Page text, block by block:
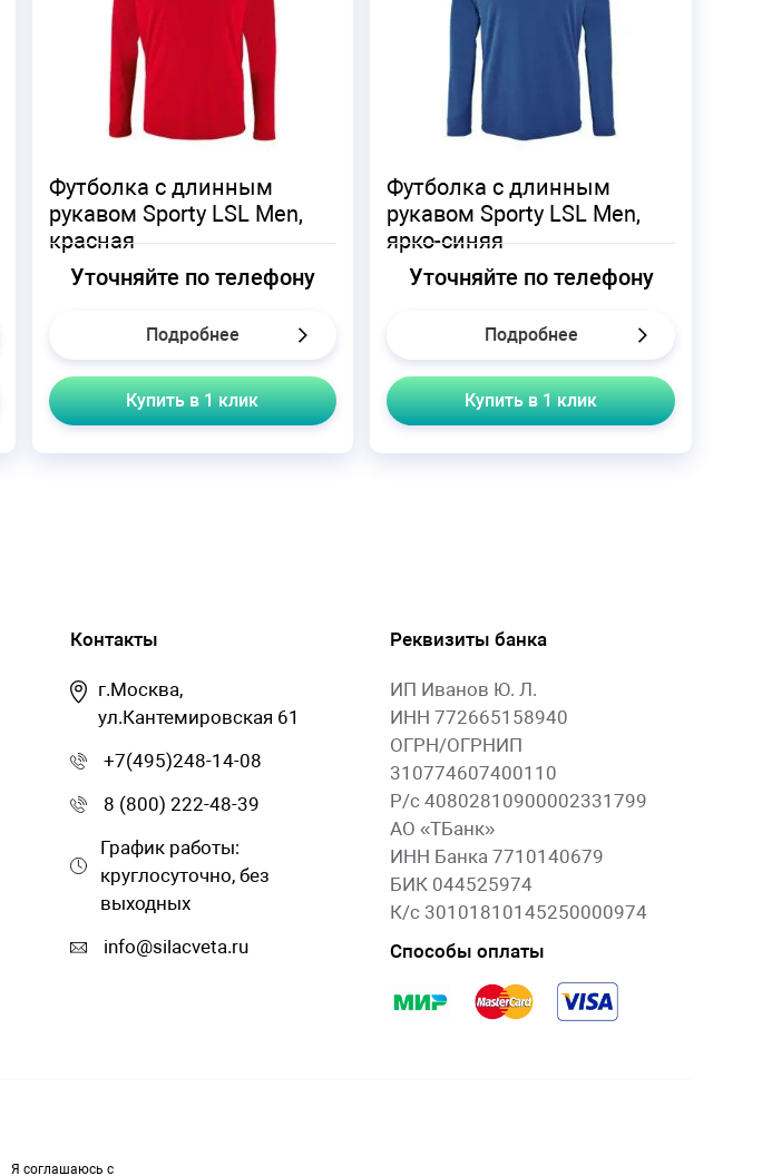
Футболка с длинным
рукавом Sporty LSL Men,
красная
Уточняйте по телефону
Подробнее
Купить в 1 клик
Футболка с длинным
рукавом Sporty LSL Men,
ярко-синяя
Уточняйте по телефону
Подробнее
Купить в 1 клик
Контакты
г.Москва,
ул.Кантемировская 61
+7(495)248-14-08
8 (800) 222-48-39
График работы:
круглосуточно, без
выходных
info@silacveta.ru
Реквизиты банка
ИП Иванов Ю. Л.
ИНН 772665158940
ОГРН/ОГРНИП
310774607400110
Р/с 40802810900002331799
АО «ТБанк»
ИНН Банка 7710140679
БИК 044525974
К/с 30101810145250000974
Способы оплаты
Я соглашаюсь с